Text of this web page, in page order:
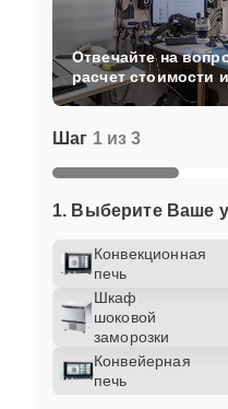
Шаг 1 из 3
1. Выберите Ваше
Конвекционная
печь
Шкаф
шоковой
заморозки
Конвейерная
печь
Отвечайте на
расчет стоимости